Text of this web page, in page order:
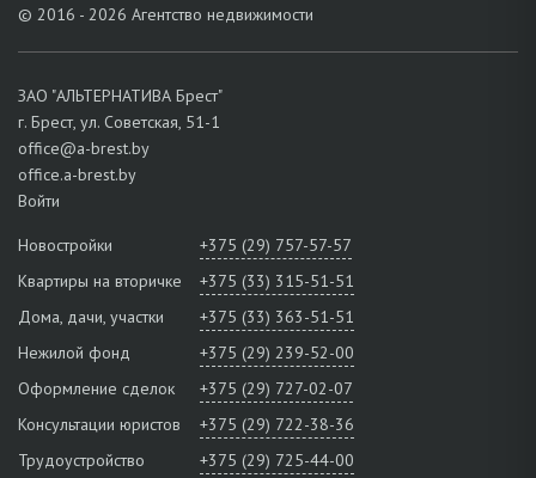
© 2016 - 2026 Агентство недвижимости
ЗАО "АЛЬТЕРНАТИВА Брест"
г. Брест, ул. Советская, 51-1
office@a-brest.by
office.a-brest.by
Войти
Новостройки
+375 (29) 757-57-57
Квартиры на вторичке
+375 (33) 315-51-51
Дома, дачи, участки
+375 (33) 363-51-51
Нежилой фонд
+375 (29) 239-52-00
Оформление сделок
+375 (29) 727-02-07
Консультации юристов
+375 (29) 722-38-36
Трудоустройство
+375 (29) 725-44-00